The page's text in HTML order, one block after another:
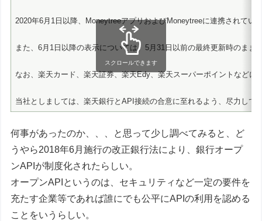
2020年6月1日以降、MoneytreeアプリおよびMoneytreeに連携されて
また、6月1日以降の表示については、5月31日以前の最終更新時のま
なお、楽天カード、楽天証券、楽天Edy、楽天スーパーポイントなどに
当社としましては、楽天銀行とAPI接続の合意に至れるよう、尽力し
スクロールできます
何事があったのか、、、と思って少し調べてみると、ど
うやら2018年6月施行の改正銀行法により、銀行オープ
ンAPIが制度化されたらしい。
オープンAPIというのは、セキュリティなど一定の要件を
充たす企業等であれば誰にでも公平にAPIの利用を認める
ことをいうらしい。